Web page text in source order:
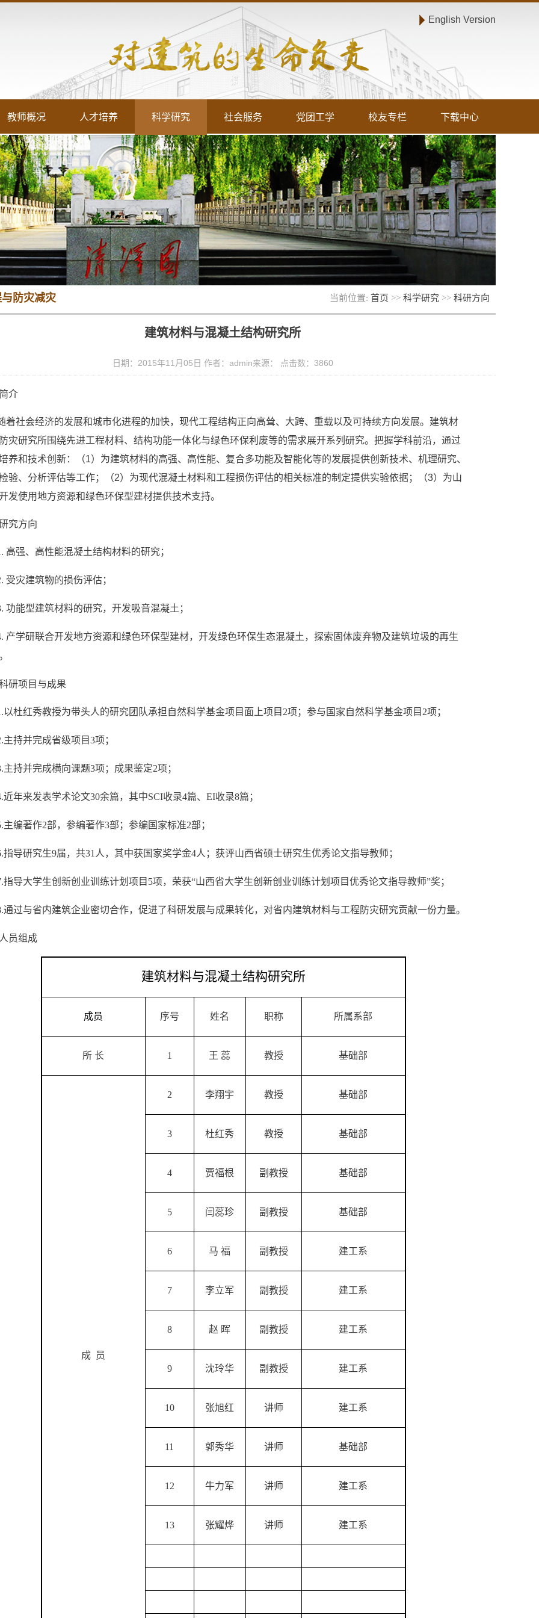
English Version
教师概况 人才培养 科学研究 社会服务 党团工学 校友专栏 下载中心
防灾减灾 当前位置: 首页 >> 科学研究 >> 科研方向
建筑材料与混凝土结构研究所
日期：2015年11月05日 作者：admin来源： 点击数： 3860
介
着社会经济的发展和城市化进程的加快，现代工程结构正向高耸、大跨、重载以及可持续方向发展。建筑材
灾研究所围绕先进工程材料、结构功能一体化与绿色环保利废等的需求展开系列研究。把握学科前沿，通过
养和技术创新：（1）为建筑材料的高强、高性能、复合多功能及智能化等的发展提供创新技术、机理研究、
验、分析评估等工作；（2）为现代混凝土材料和工程损伤评估的相关标准的制定提供实验依据；（3）为山
发使用地方资源和绿色环保型建材提供技术支持。
究方向
高强、高性能混凝土结构材料的研究；
受灾建筑物的损伤评估；
功能型建筑材料的研究，开发吸音混凝土；
产学研联合开发地方资源和绿色环保型建材，开发绿色环保生态混凝土，探索固体废弃物及建筑垃圾的再生
研项目与成果
以杜红秀教授为带头人的研究团队承担自然科学基金项目面上项目2项；参与国家自然科学基金项目2项；
主持并完成省级项目3项；
主持并完成横向课题3项；成果鉴定2项；
近年来发表学术论文30余篇，其中SCI收录4篇、EI收录8篇；
主编著作2部，参编著作3部；参编国家标准2部；
指导研究生9届，共31人，其中获国家奖学金4人；获评山西省硕士研究生优秀论文指导教师；
指导大学生创新创业训练计划项目5项，荣获“山西省大学生创新创业训练计划项目优秀论文指导教师”奖；
通过与省内建筑企业密切合作，促进了科研发展与成果转化，对省内建筑材料与工程防灾研究贡献一份力量。
员组成
建筑材料与混凝土结构研究所
成员 序号 姓名 职称 所属系部
所 长 1 王 蕊 教授 基础部
成 员
2 李翔宇 教授 基础部
3 杜红秀 教授 基础部
4 贾福根 副教授 基础部
5 闫蕊珍 副教授 基础部
6 马 福 副教授 建工系
7 李立军 副教授 建工系
8 赵 晖 副教授 建工系
9 沈玲华 副教授 建工系
10 张旭红 讲师 建工系
11 郭秀华 讲师 基础部
12 牛力军 讲师 建工系
13 张耀烨 讲师 建工系